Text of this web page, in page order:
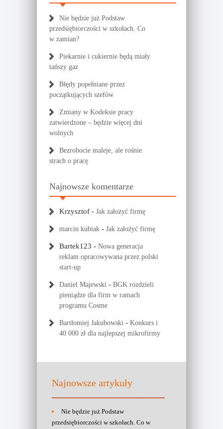
Nie będzie już Podstaw
przedsiębiorczości w szkołach. Co
w zamian?
Piekarnie i cukiernie będą miały
tańszy gaz
Błędy popełniane przez
początkujących szefów
Zmiany w Kodeksie pracy
zatwierdzone – będzie więcej dni
wolnych
Bezrobocie maleje, ale rośnie
strach o pracę
Najnowsze komentarze
Krzysztof - Jak założyć firmę
marcin kubiak - Jak założyć firmę
Bartek123 - Nowa generacja
reklam opracowywana przez polski
start-up
Daniel Majewski - BGK rozdzieli
pieniądze dla firm w ramach
programu Cosme
Bartłomiej Jakubowski - Konkurs i
40 000 zł dla najlepszej mikrofirmy
Najnowsze artykuły
Nie będzie już Podstaw
przedsiębiorczości w szkołach. Co w